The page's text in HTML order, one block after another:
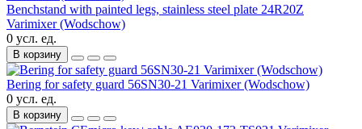
Benchstand with painted legs, stainless steel plate 24R20Z
Varimixer (Wodschow)
0 усл. ед.
В корзину
Bering for safety guard 56SN30-21 Varimixer (Wodschow)
0 усл. ед.
В корзину